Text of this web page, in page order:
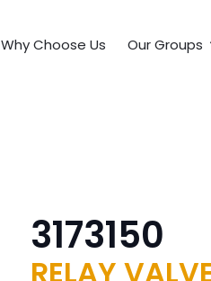
Why Choose Us Our Groups
3173150
RELAY